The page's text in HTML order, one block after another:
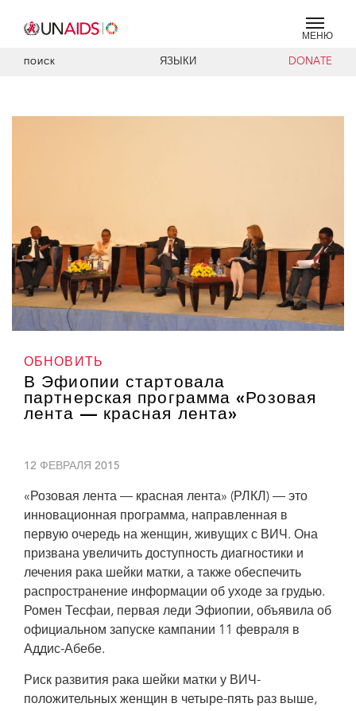
МЕНЮ
ПОИСК ЯЗЫКИ DONATE
Министр здравоохранения Эфиопии Кесетебирхан Адмасу (посередине) и
экспертами важную роль частно-государственных партнерств, а также
ОБНОВИТЬ
В Эфиопии стартовала
партнерская программа «Розовая
лента — красная лента»
12 ФЕВРАЛЯ 2015
«Розовая лента — красная лента» (РЛКЛ) — это
инновационная программа, направленная в
первую очередь на женщин, живущих с ВИЧ. Она
призвана увеличить доступность диагностики и
лечения рака шейки матки, а также обеспечить
распространение информации об уходе за грудью.
Ромен Тесфаи, первая леди Эфиопии, объявила об
официальном запуске кампании 11 февраля в
Аддис-Абебе.
Риск развития рака шейки матки у ВИЧ-
положительных женщин в четыре-пять раз выше,